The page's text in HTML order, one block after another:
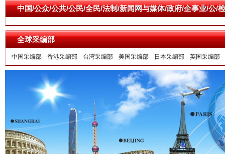
衣柜里的秘密 高速路
春天里的科技盛宴
中国/公众/公共/公民/全民/法制/新闻网与媒体/政府/企事业/公/
全球采编部
中国采编部 香港采编部 台湾采编部 美国采编部 日本采编部 英国采编部